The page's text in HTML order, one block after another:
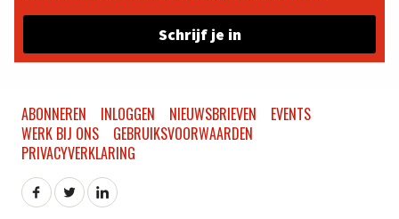
Schrijf je in
ABONNEREN INLOGGEN NIEUWSBRIEVEN
EVENTS
WERK BIJ ONS
GEBRUIKSVOORWAARDEN
PRIVACYVERKLARING